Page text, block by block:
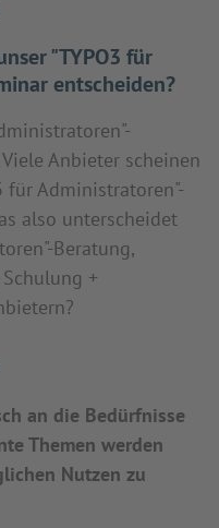
"TYPO3 für
entscheiden?
Anbieter scheinen
für Administratoren"-
also unterscheidet
Beratung,
+
an die Bedürfnisse
Themen werden
Nutzen zu